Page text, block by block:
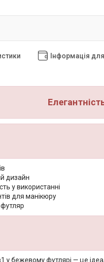
Інформація
дизайн
у використанні
для манікюру
у бежевому футлярі — це